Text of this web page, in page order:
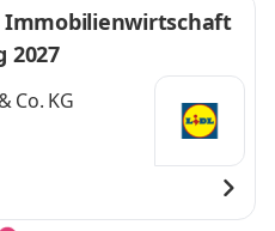
Immobilienwirtschaft
2027
Co. KG